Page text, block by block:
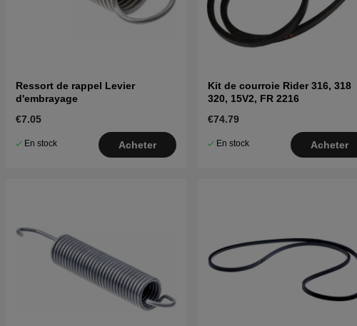
Ressort de rappel Levier
d'embrayage
€7.05
En stock Acheter
Kit de courroie Rider 316, 318
320, 15V2, FR 2216
€74.79
En stock Acheter